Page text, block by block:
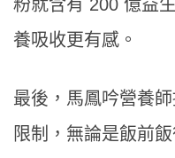
粉就含有 200 億益
養吸收更有感。
最後，馬鳳吟營養
限制，無論是飯前